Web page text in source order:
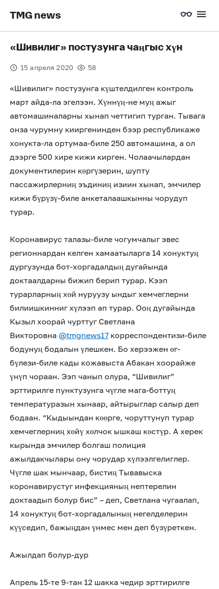
TMG news
«Шивилиг» постузунга чаңгыс хүн
15 апреля 2020 58
«Шивилиг» постузунга күштелдилген контроль
март айда-ла эгелээн. Хүннүң-не муң ажыг
автомашиналарны хынап четтигип турган. Тывага
онза чурумну кииргенинден бээр республикаже
хонукта-ла ортумаа-биле 250 автомашина, а ол
дээрге 500 хире кижи кирген. Чолаачылардан
документилерин көргүзерин, шупту
пассажирлерниң эъдиниң изиин хынап, эмчилер
кижи бүрүзү-биле анкеталаашкынны чорудуп
турар.
Коронавирус талазы-биле чогумчалыг эвес
регионнардан келген хамаатыларга 14 хонуктуң
дургузунда бот-хоргадалдың дугайында
доктаалдарны бижип берип турар. Кээп
турарларның хөй нуруузу ындыг хемчеглерни
билиишкинниг хүлээп ап турар. Ооң дугайында
Кызыл хоорай чурттуг Светлана
Викторовна @tmgnews17 корреспондентизи-биле
бодунуң бодалын үлешкен. Бо херээжен өг-
бүлези-биле кады кожавыста Абакан хоорайже
үнүп чораан. Ээп чанып олура, “Шивилиг”
эрттирилге пунктузунга чүгле мага-боттуң
температуразын хынаар, айтырыглар салыр деп
бодаан. “Кыдыындан көөрге, чоруттунуп турар
хемчеглерниң хөйү хөлчок ышкаш көстүр. А херек
кырында эмчилер болгаш полиция
ажылдакчылары ону чорудар хүлээлгелиглер.
Чүгле шак мынчаар, бистиң Тывавыска
коронавирустуг инфекцияның нептерелин
доктаадып болур бис” – деп, Светлана чугаалап,
14 хонуктуң бот-хоргадалының негелделерин
күүседип, бажыңдан үнмес мен деп бүзүреткен.
Ажылдап болур-дур
Апрель 15-те 9-тан 12 шакка чедир эрттирилге